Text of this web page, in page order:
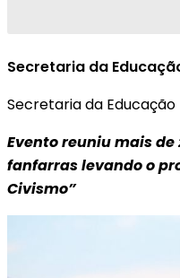
Secretaria da
Secretaria da Educação
Evento reuniu mais
fanfarras levando o
Civismo”